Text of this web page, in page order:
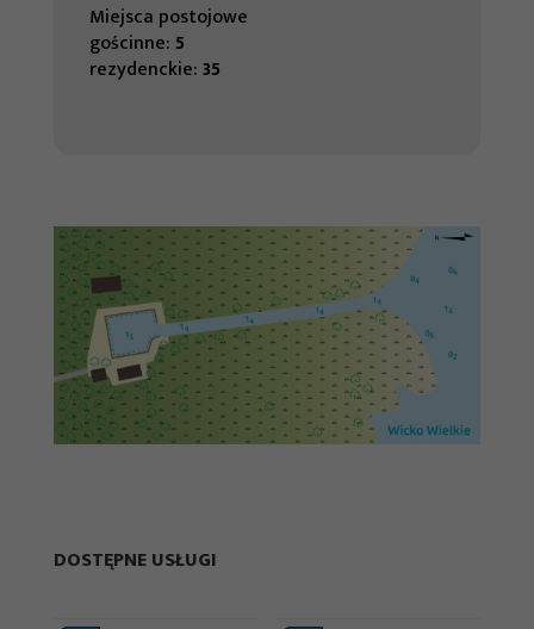
Miejsca postojowe
gościnne: 5
rezydenckie:35
DOSTĘPNE USŁUGI